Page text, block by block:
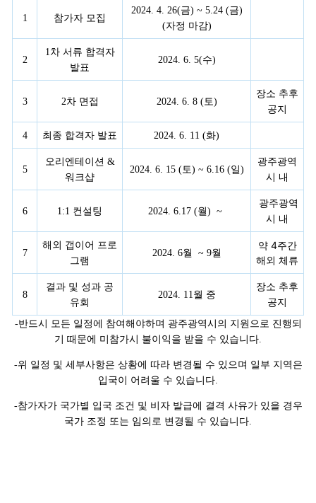
1 참가자 모집
2024. 4. 26(금) ~ 5.24 (금)
(자정 마감)
2
1차 서류 합격자
발표
2024. 6. 5(수)
3 2차 면접 2024. 6. 8 (토)
장소 추후
공지
4 최종 합격자 발표 2024. 6. 11 (화)
5
오리엔테이션 &
워크샵
2024. 6. 15 (토) ~ 6.16 (일)
광주광역
시 내
6 1:1 컨설팅 2024. 6.17 (월) ~
광주광역
시 내
7
해외 갭이어 프로
그램
2024. 6월 ~ 9월
약 4주간
해외 체류
8
결과 및 성과 공
유회
2024. 11월 중
장소 추후
공지
-반드시 모든 일정에 참여해야하며 광주광역시의 지원으로 진행되
기 때문에 미참가시 불이익을 받을 수 있습니다.
-위 일정 및 세부사항은 상황에 따라 변경될 수 있으며 일부 지역은
입국이 어려울 수 있습니다.
-참가자가 국가별 입국 조건 및 비자 발급에 결격 사유가 있을 경우
국가 조정 또는 임의로 변경될 수 있습니다.